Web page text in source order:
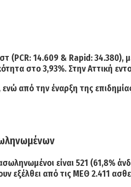
(PCR: 14.609 & Rapid: 34.380),
στο 3,93%. ΣτηνΑττική
ενώ από την έναρξη της
είναι521 (61,8%
εξέλθει από τις ΜΕΘ 2.411